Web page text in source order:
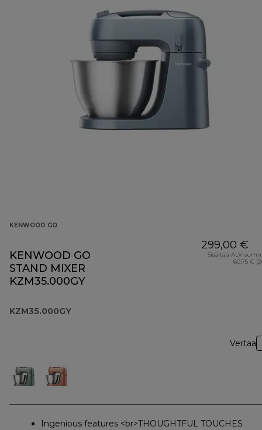
KENWOOD GO
KENWOOD GO
STAND MIXER
KZM35.000GY
KZM35.000GY
299,00 €
Sisältää ALV-
60,75 €
Vertaa
Ingenious features <br>THOUGHTFUL TOUCHES